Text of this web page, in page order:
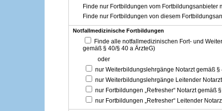
Finde nur Fortbildungen vom Fortbildungsanbieter
Finde nur Fortbildungen von diesem
Notfallmedizinische Fortbildungen
Finde alle notfallmedizinischen Fort- und
gemäß § 40/§ 40 a ÄrzteG)
oder
nur Weiterbildungslehrgänge Notarzt gemäß §
nur Weiterbildungslehrgänge Leitender
nur Fortbildungen „Refresher“ Notarzt gemäß
nur Fortbildungen „Refresher“ Leitender